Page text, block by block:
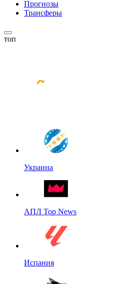
Прогнозы
Трансферы
топ
Украина
АПЛ Top News
Испания